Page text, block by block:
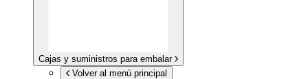
Cajas y suministros para embalar
Volver al menú principal